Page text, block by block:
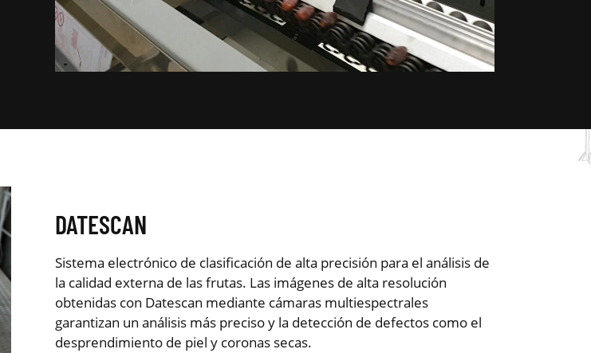
DATESCAN
Sistema electrónico de clasificación de alta precisión para el análisis de
la calidad externa de las frutas. Las imágenes de alta resolución
obtenidas con Datescan mediante cámaras multiespectrales
garantizan un análisis más preciso y la detección de defectos como el
desprendimiento de piel y coronas secas.